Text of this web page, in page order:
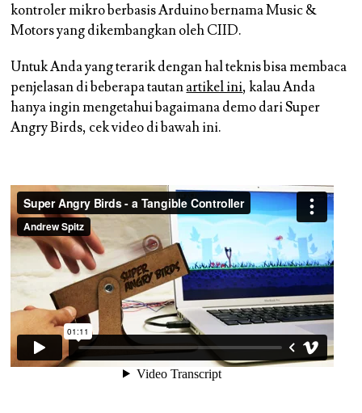
kontroler mikro berbasis Arduino bernama Music &
Motors yang dikembangkan oleh CIID.
Untuk Anda yang terarik dengan hal teknis bisa membaca
penjelasan di beberapa tautanartikel ini, kalau Anda
hanya ingin mengetahui bagaimana demo dari Super
Angry Birds, cek video di bawah ini.